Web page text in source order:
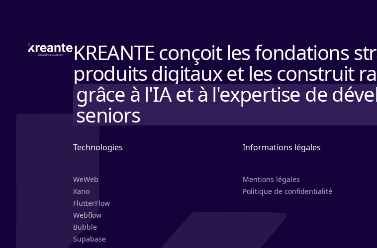
KREANTE conçoit les fondations
produits digitaux et les construit
grâce à l'IA et à l'expertise de
seniors
Technologies
WeWeb
Xano
FlutterFlow
Webflow
Bubble
Supabase
Informations légales
Mentions légales
Politique de confidentialité